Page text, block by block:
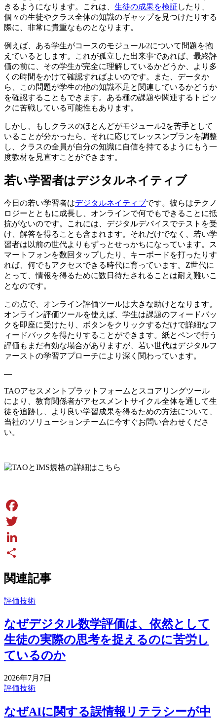
きるようになります。これは、 生徒の成果を検証 したり、
個々の生徒やクラス全体の知識のギャップを見つけたりする
際に、非常に貴重なものとなります。
例えば、ある学生がコースのモジュール2について問題を抱
えているとします。これが孤立した出来事であれば、最終評
価の前に、その学生が完全に理解しているかどうか、より多
くの時間をかけて確認すればよいのです。また、データか
ら、この問題が学生の他の知識不足と関連しているかどうか
を確認することもできます。ある種の課題や関連するトピッ
クに苦戦している可能性もあります。
しかし、もしクラスのほとんどがモジュール2を苦手として
いることが分かったら、それに応じてレッスンプランを調整
し、クラスの全員が自分の知識に自信を持てるようにもう一
度教材を見直すことができます。
若い学習者はデジタルネイティブ
今日の若い学習者はデジタルネイティブです。彼らはテクノ
ロジーとともに成長し、オンラインで何でもできることに抵
抗がないのです。これには、デジタルデバイスでテストを受
け、解答を得ることも含まれます。それだけでなく、若い学
習者は以前の世代よりもずっとせっかちになっています。ス
マートフォンを数回タップしたり、キーボードを打ったりす
れば、何でもアクセスできる時代に育っています。Z世代に
とって、情報を得るために数日待たされることは耐え難いこ
となのです。
この点で、オンライン評価ツールは大きな助けとなります。
オンライン評価ツールを使えば、学生は課題のフィードバッ
クを即座に受けたり、ボタンをクリックするだけで詳細なフ
ィードバックを得たりすることができます。紙とペンで行う
評価もまだ有効な場合がありますが、若い世代はデジタルフ
ァーストの学習アプローチにより深く関わっています。
—
TAOアセスメントプラットフォームとスコアリングツール
により、教育関係者がアセスメントサイクル全体を通して生
徒を追跡し、より良い学習成果を得るための方法について、
当社のソリューションチームに今すぐお問い合わせくださ
い。
Facebook
Twitter
LinkedIn
関連記事
評価技術
なぜデジタル数学評価は、依然として
生徒の実際の思考を捉えるのに苦労し
ているのか
2026年7月7日
評価技術
なぜAIに関する誤情報リテラシーが中